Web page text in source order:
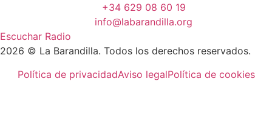
+34 629 08 60 19
info@labarandilla.org
Escuchar Radio
2026 © La Barandilla. Todos los derechos reservados.
Política de privacidadAviso legalPolítica de cookies